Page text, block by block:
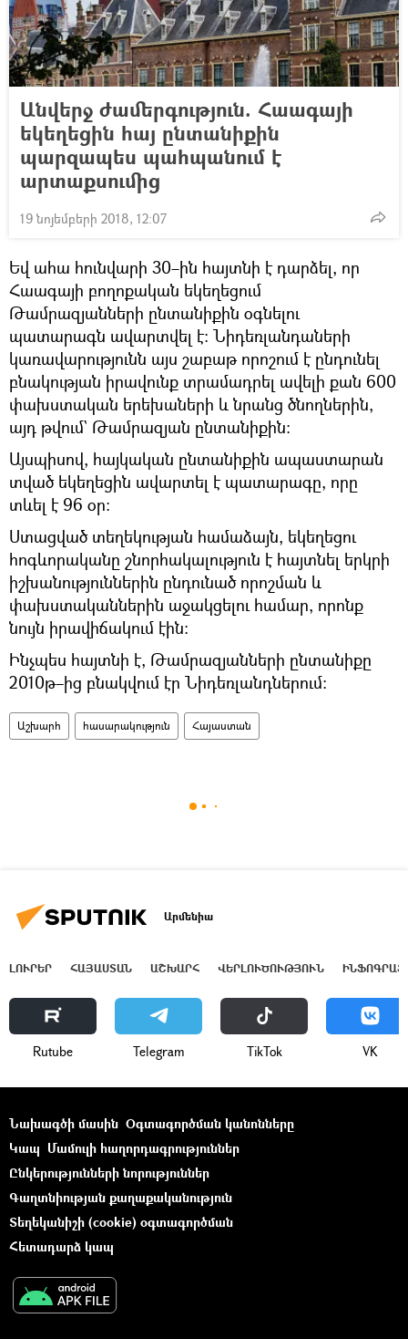
Անվերջ ժամերգություն. Հաագայի
եկեղեցին հայ ընտանիքին
պարզապես պահպանում է
արտաքսումից
19 նոյեմբերի 2018, 12:07
Եվ ահա հունվարի 30–ին հայտնի է դարձել, որ
Հաագայի բողոքական եկեղեցում
Թամրազյանների ընտանիքին օգնելու
պատարագն ավարտվել է։ Նիդեռլանդաների
կառավարությունն այս շաբաթ որոշում է ընդունել
բնակության իրավունք տրամադրել ավելի քան 600
փախստական երեխաների և նրանց ծնողներին,
այդ թվում` Թամրազյան ընտանիքին։
Այսպիսով, հայկական ընտանիքին ապաստարան
տված եկեղեցին ավարտել է պատարագը, որը
տևել է 96 օր։
Ստացված տեղեկության համաձայն, եկեղեցու
հոգևորականը շնորհակալություն է հայտնել երկրի
իշխանություններին ընդունած որոշման և
փախստականներին աջակցելու համար, որոնք
նույն իրավիճակում էին։
Ինչպես հայտնի է, Թամրազյանների ընտանիքը
2010թ–ից բնակվում էր Նիդեռլանդներում։
Աշխարհ հասարակություն Հայաստան
Արմենիա
ԼՈՒՐԵՐ ՀԱՅԱՍՏԱՆ ԱՇԽԱՐՀ ՎԵՐԼՈՒԾՈՒԹՅՈՒՆ
Rutube Telegram ТikТоk VK
Նախագծի մասին Օգտագործման կանոնները
Կապ Մամուլի հաղորդագրություններ
Ընկերությունների նորություններ
Գաղտնիության քաղաքականություն
Տեղեկանիշի (cookie) օգտագործման
Հետադարձ կապ